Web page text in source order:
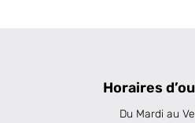
Horaires
Du Mardi au